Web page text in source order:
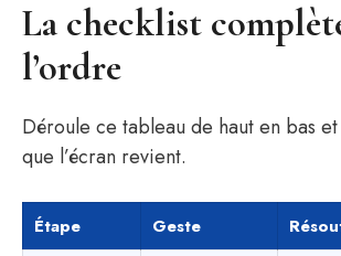
La checklist
l’ordre
Déroule ce tableau de haut en bas
que l’écran revient.
Étape Geste